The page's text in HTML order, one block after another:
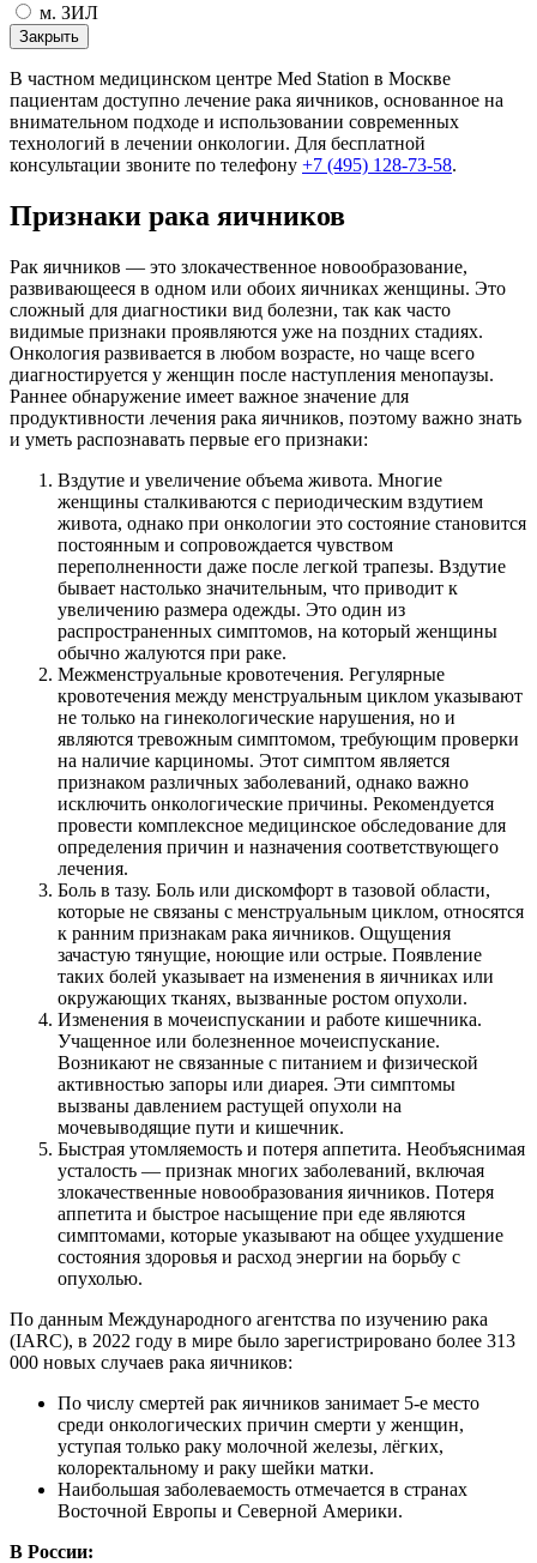
м. ЗИЛ
Закрыть
В частном медицинском центре Med Station в Москве
пациентам доступно лечение рака яичников, основанное на
внимательном подходе и использовании современных
технологий в лечении онкологии. Для бесплатной
консультации звоните по телефону +7 (495) 128-73-58.
Признаки рака яичников
Рак яичников — это злокачественное новообразование,
развивающееся в одном или обоих яичниках женщины. Это
сложный для диагностики вид болезни, так как часто
видимые признаки проявляются уже на поздних стадиях.
Онкология развивается в любом возрасте, но чаще всего
диагностируется у женщин после наступления менопаузы.
Раннее обнаружение имеет важное значение для
продуктивности лечения рака яичников, поэтому важно знать
и уметь распознавать первые его признаки:
Вздутие и увеличение объема живота. Многие
женщины сталкиваются с периодическим вздутием
живота, однако при онкологии это состояние становится
постоянным и сопровождается чувством
переполненности даже после легкой трапезы. Вздутие
бывает настолько значительным, что приводит к
увеличению размера одежды. Это один из
распространенных симптомов, на который женщины
обычно жалуются при раке.
Межменструальные кровотечения. Регулярные
кровотечения между менструальным циклом указывают
не только на гинекологические нарушения, но и
являются тревожным симптомом, требующим проверки
на наличие карциномы. Этот симптом является
признаком различных заболеваний, однако важно
исключить онкологические причины. Рекомендуется
провести комплексное медицинское обследование для
определения причин и назначения соответствующего
лечения.
Боль в тазу. Боль или дискомфорт в тазовой области,
которые не связаны с менструальным циклом, относятся
к ранним признакам рака яичников. Ощущения
зачастую тянущие, ноющие или острые. Появление
таких болей указывает на изменения в яичниках или
окружающих тканях, вызванные ростом опухоли.
Изменения в мочеиспускании и работе кишечника.
Учащенное или болезненное мочеиспускание.
Возникают не связанные с питанием и физической
активностью запоры или диарея. Эти симптомы
вызваны давлением растущей опухоли на
мочевыводящие пути и кишечник.
Быстрая утомляемость и потеря аппетита. Необъяснимая
усталость — признак многих заболеваний, включая
злокачественные новообразования яичников. Потеря
аппетита и быстрое насыщение при еде являются
симптомами, которые указывают на общее ухудшение
состояния здоровья и расход энергии на борьбу с
опухолью.
По данным Международного агентства по изучению рака
(IARC), в 2022 году в мире было зарегистрировано более 313
000 новых случаев рака яичников:
По числу смертей рак яичников занимает 5-е место
среди онкологических причин смерти у женщин,
уступая только раку молочной железы, лёгких,
колоректальному и раку шейки матки.
Наибольшая заболеваемость отмечается в странах
Восточной Европы и Северной Америки.
В России: